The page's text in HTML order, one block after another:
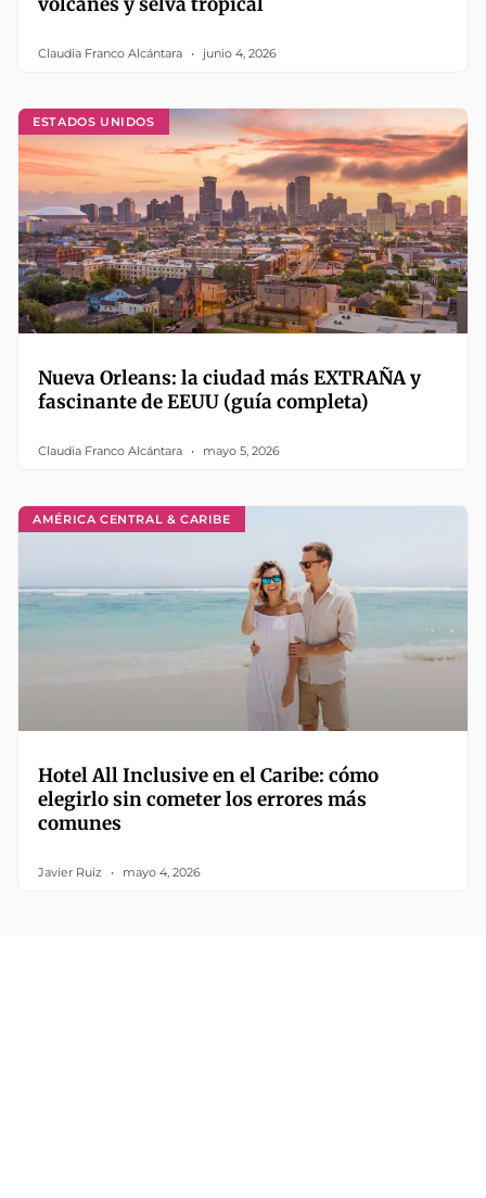
Claudia Franco Alcántara junio 4, 2026
ESTADOS UNIDOS
Nueva Orleans: la ciudad más EXTRAÑA y
fascinante de EEUU (guía completa)
Claudia Franco Alcántara mayo 5, 2026
AMÉRICA CENTRAL & CARIBE
Hotel All Inclusive en el Caribe: cómo
elegirlo sin cometer los errores más
comunes
Javier Ruiz mayo 4, 2026